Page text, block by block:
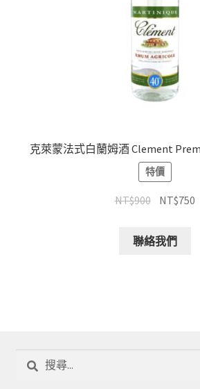
克萊蒙法式白蘭姆酒 Clement
特價
NT$900 NT$750
聯絡我們